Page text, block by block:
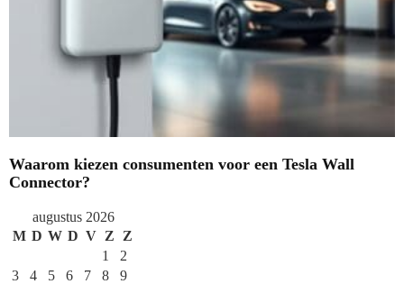
Waarom kiezen consumenten voor een Tesla Wall
Connector?
augustus 2026
M D W D V Z
Z
1
2
3
4 5 6 7 8
9